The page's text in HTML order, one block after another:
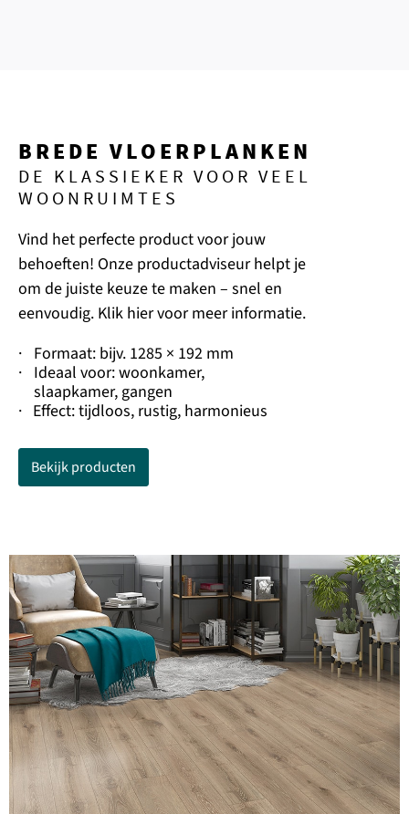
BREDE VLOERPLANKEN
DE KLASSIEKER VOOR VEEL
WOONRUIMTES
Vind het perfecte product voor jouw
behoeften! Onze productadviseur helpt je
om de juiste keuze te maken – snel en
eenvoudig. Klik hier voor meer informatie.
· Formaat: bijv. 1285 × 192 mm
· Ideaal voor: woonkamer,
slaapkamer, gangen
· Effect: tijdloos, rustig, harmonieus
Bekijk producten